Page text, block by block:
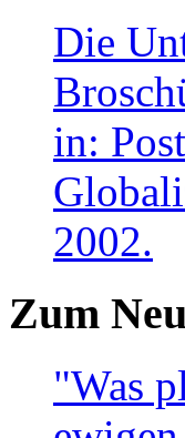
Die
in:
2002.
Zum
"Was